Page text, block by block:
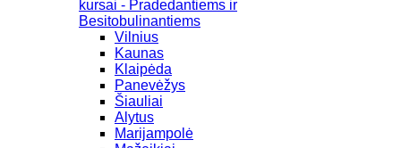
kursai - Pradedantiems ir
Besitobulinantiems
Vilnius
Kaunas
Klaipėda
Panevėžys
Šiauliai
Alytus
Marijampolė